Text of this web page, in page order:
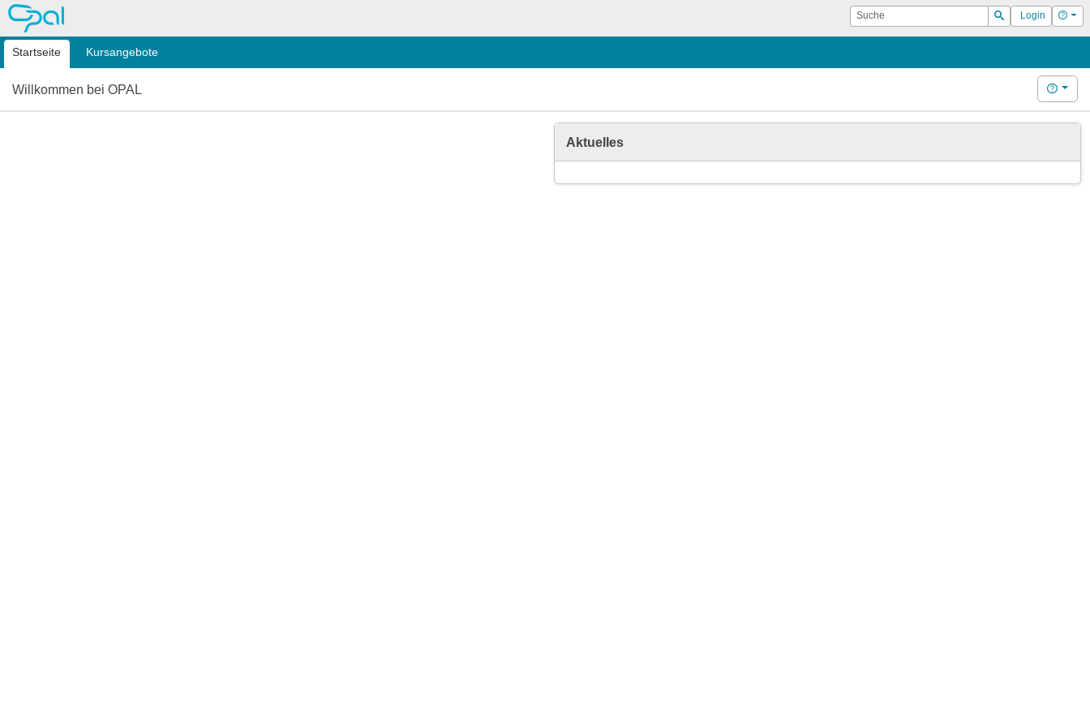
OPAL Suche
Suchen
Login Hilfe
Startseite Kursangebote
Willkommen bei OPAL Hilfe
Aktuelles